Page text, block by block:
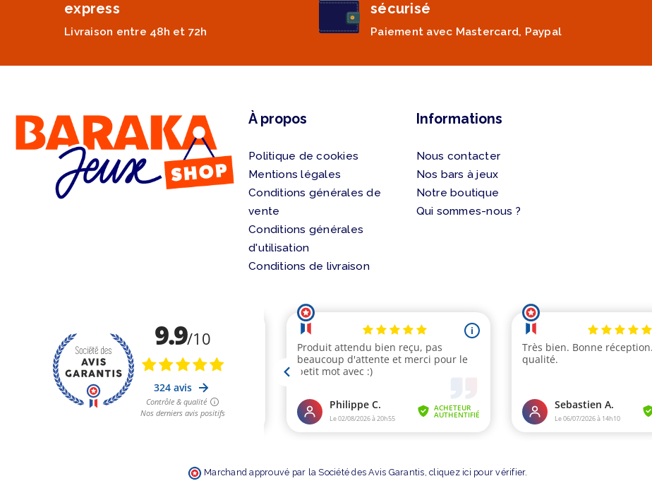
express
Livraison entre 48h et 72h
sécurisé
Paiement avec Mastercard, Paypal
À propos
Politique de cookies
Mentions légales
Conditions générales de
vente
Conditions générales
d'utilisation
Conditions de livraison
Informations
Nous contacter
Nos bars à jeux
Notre boutique
Qui sommes-nous ?
Marchand approuvé par la Société des Avis Garantis, cliquez ici pour vérifier.